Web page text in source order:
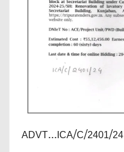
ADVT...ICA/C/2401/24